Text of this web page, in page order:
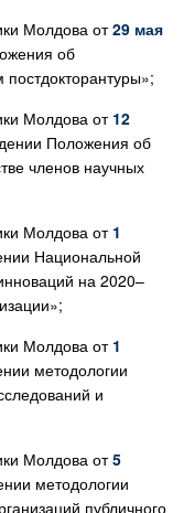
Молдова от29 мая
об
Молдова от 12
Положения об
членов научных
Молдова от 1
Национальной
на 2020–
Молдова от 1
методологии
и
Молдова от5
методологии
публичного